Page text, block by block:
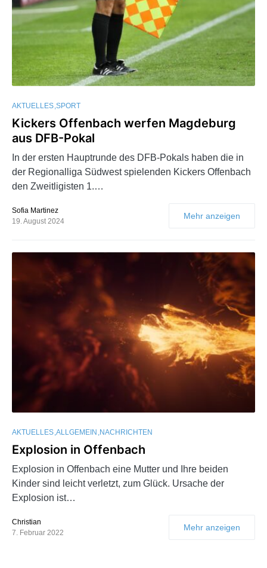
AKTUELLES SPORT
Kickers Offenbach werfen Magdeburg
aus DFB-Pokal
In der ersten Hauptrunde des DFB-Pokals haben die in
der Regionalliga Südwest spielenden Kickers Offenbach
den Zweitligisten 1.…
Sofia Martinez
19. August 2024
Mehr anzeigen
AKTUELLES ALLGEMEIN NACHRICHTEN
Explosion in Offenbach
Explosion in Offenbach eine Mutter und Ihre beiden
Kinder sind leicht verletzt, zum Glück. Ursache der
Explosion ist…
Christian
7. Februar 2022
Mehr anzeigen